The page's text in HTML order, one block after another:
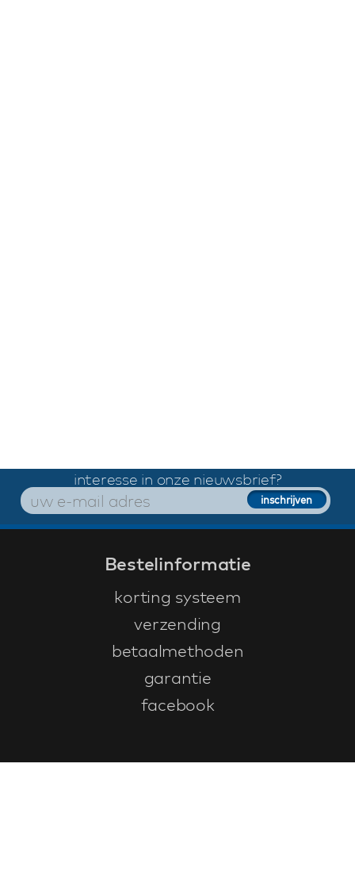
interesse in onze nieuwsbrief?
Bestelinformatie
korting systeem
verzending
betaalmethoden
garantie
facebook
Klantenservice